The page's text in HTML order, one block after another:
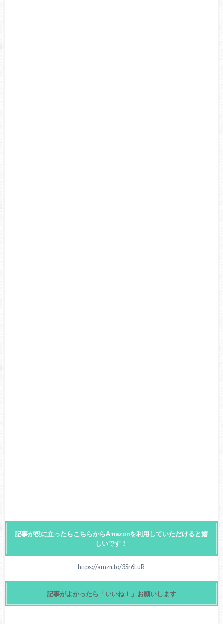
記事が役に立ったらこちらからAmazonを利用していただけると嬉
しいです！
https://amzn.to/3Sr6LuR
記事がよかったら「いいね！」お願いします